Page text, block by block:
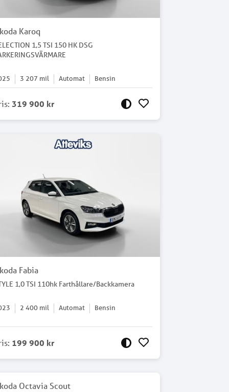
Karoq
1,5 TSI 150 HK DSG
3 207 mil Automat Bensin
: 319 900 kr
Fabia
1,0 TSI 110hk Farthållare/Backkamera
2 400mil Automat Bensin
: 199 900 kr
Octavia Scout